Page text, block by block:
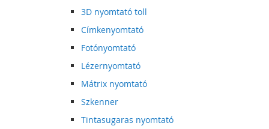
3D nyomtató toll
Címkenyomtató
Fotónyomtató
Lézernyomtató
Mátrix nyomtató
Szkenner
Tintasugaras nyomtató